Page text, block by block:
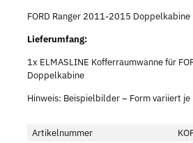
FORD Ranger 2011-2015 Doppelkabine
Lieferumfang:
1x ELMASLINE Kofferraumwanne für
Doppelkabine
Hinweis: Beispielbilder – Form variiert je
Artikelnummer